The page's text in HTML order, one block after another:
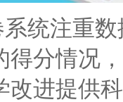
注重数
得分情况
改进提供